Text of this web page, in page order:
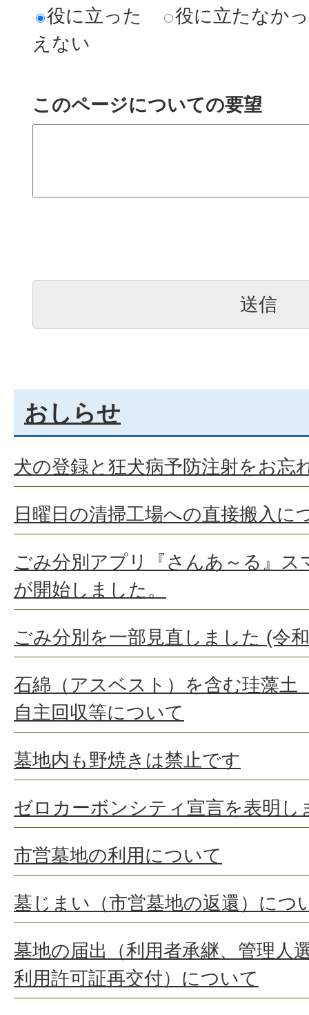
役に立った
役に立たなか
えない
このページについての要望
おしらせ
犬の登録と狂犬病予防注射をお忘
日曜日の清掃工場への直接搬入に
ごみ分別アプリ『さんあ～る』ス
が開始しました。
ごみ分別を一部見直しました (令
石綿（アスベスト）を含む珪藻土
自主回収等について
墓地内も野焼きは禁止です
ゼロカーボンシティ宣言を表明し
市営墓地の利用について
墓じまい（市営墓地の返還）につ
墓地の届出（利用者承継、管理人
利用許可証再交付）について